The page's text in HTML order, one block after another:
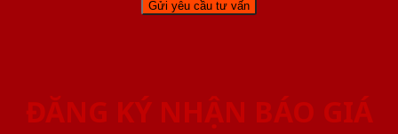
ĐĂNG KÝ NHẬN BÁO GIÁ